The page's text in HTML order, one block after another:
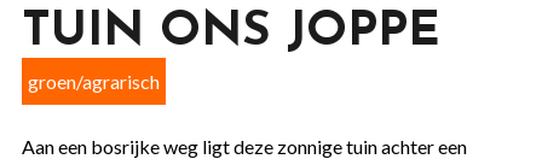
TUIN ONS JOPPE
groen/agrarisch
Aan een bosrijke weg ligt deze zonnige tuin achter een